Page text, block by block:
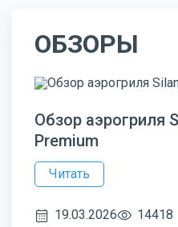
ОБЗОРЫ
Обзор аэрогриля
Premium
Читать
19.03.2026 14418